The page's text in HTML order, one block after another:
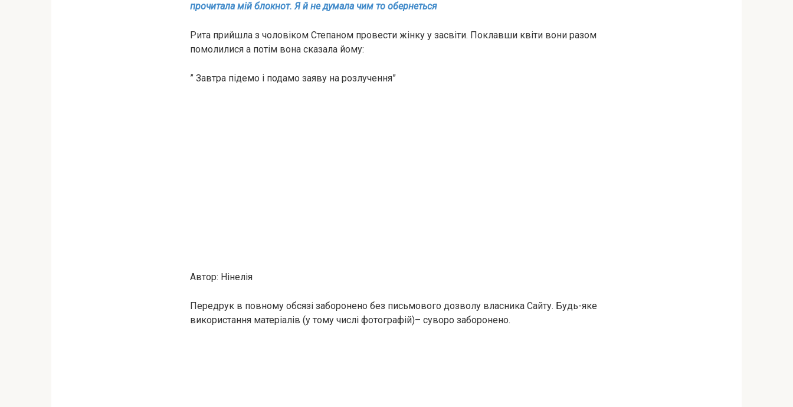
прочитала мій блокнот. Я й не думала чим то обернеться
Рита прийшла з чоловіком Степаном провести жінку у засвіти. Поклавши квіти вони разом
помолилися а потім вона сказала йому:
” Завтра підемо і подамо заяву на розлучення”
Автор: Нінелія
Передрук в повному обсязі заборонено без письмового дозволу власника Сайту. Будь-яке
використання матеріалів (у тому числі фотографій)– суворо заборонено.